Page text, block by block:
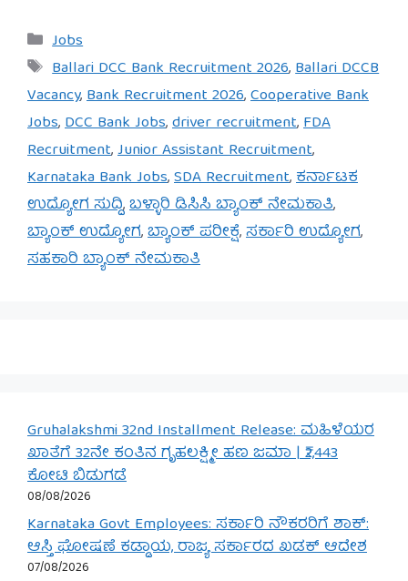
Categories
Jobs
Tags
Ballari DCC Bank Recruitment 2026,Ballari DCCB
Vacancy,Bank Recruitment 2026,Cooperative Bank
Jobs,DCC Bank Jobs,driver recruitment,FDA
Recruitment,Junior Assistant Recruitment,
Karnataka Bank Jobs,SDA Recruitment,ಕರ್ನಾಟಕ
ಉದ್ಯೋಗ ಸುದ್ದಿ,ಬಳ್ಳಾರಿ ಡಿಸಿಸಿ ಬ್ಯಾಂಕ್ ನೇಮಕಾತಿ,
ಬ್ಯಾಂಕ್ ಉದ್ಯೋಗ,ಬ್ಯಾಂಕ್ ಪರೀಕ್ಷೆ,ಸರ್ಕಾರಿ ಉದ್ಯೋಗ,
ಸಹಕಾರಿ ಬ್ಯಾಂಕ್ ನೇಮಕಾತಿ
Gruhalakshmi 32nd Installment Release: ಮಹಿಳೆಯರ
ಖಾತೆಗೆ 32ನೇ ಕಂತಿನ ಗೃಹಲಕ್ಷ್ಮೀ ಹಣ ಜಮಾ | ₹2,443
ಕೋಟಿ ಬಿಡುಗಡೆ
08/08/2026
Karnataka Govt Employees: ಸರ್ಕಾರಿ ನೌಕರರಿಗೆ ಶಾಕ್:
ಆಸ್ತಿ ಘೋಷಣೆ ಕಡ್ಡಾಯ, ರಾಜ್ಯ ಸರ್ಕಾರದ ಖಡಕ್ ಆದೇಶ
07/08/2026